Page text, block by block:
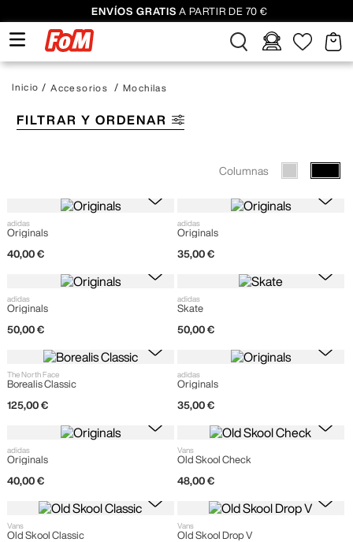
ENVÍOS GRATIS A PARTIR DE 70 €
Accesorios Mochilas
FILTRAR Y ORDENAR
Columnas
adidas
Originals
40,00 €
adidas
Originals
35,00 €
adidas
Originals
50,00 €
adidas
Skate
50,00 €
The North Face
Borealis Classic
125,00 €
adidas
Originals
35,00 €
adidas
Originals
40,00 €
Vans
Old Skool Check
48,00 €
Vans
Old Skool Classic
Vans
Old Skool Drop V